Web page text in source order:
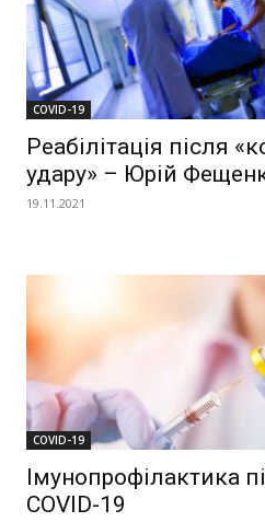
COVID-19
Реабілітація після
удару» – Юрій
19.11.2021
COVID-19
Імунопрофілактика
COVID-19